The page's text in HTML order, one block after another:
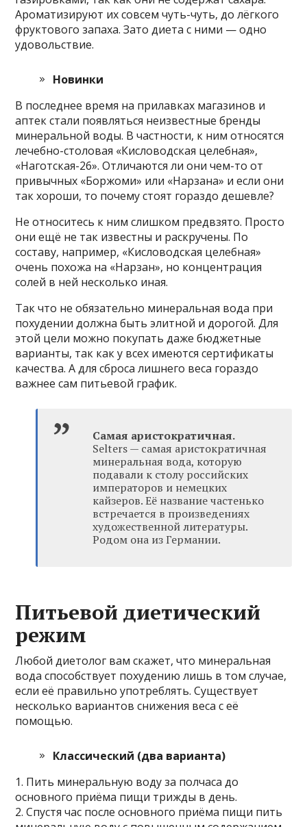
Ароматизируют их совсем чуть-чуть, до лёгкого
фруктового запаха. Зато диета с ними — одно
удовольствие.
Новинки
В последнее время на прилавках магазинов и
аптек стали появляться неизвестные бренды
минеральной воды. В частности, к ним относятся
лечебно-столовая «Кисловодская целебная»,
«Наготская-26». Отличаются ли они чем-то от
привычных «Боржоми» или «Нарзана» и если они
так хороши, то почему стоят гораздо дешевле?
Не относитесь к ним слишком предвзято. Просто
они ещё не так известны и раскручены. По
составу, например, «Кисловодская целебная»
очень похожа на «Нарзан», но концентрация
солей в ней несколько иная.
Так что не обязательно минеральная вода при
похудении должна быть элитной и дорогой. Для
этой цели можно покупать даже бюджетные
варианты, так как у всех имеются сертификаты
качества. А для сброса лишнего веса гораздо
важнее сам питьевой график.
Самая аристократичная.
Selters — самая аристократичная
минеральная вода, которую
подавали к столу российских
императоров и немецких
кайзеров. Её название частенько
встречается в произведениях
художественной литературы.
Родом она из Германии.
Питьевой диетический
режим
Любой диетолог вам скажет, что минеральная
вода способствует похудению лишь в том случае,
если её правильно употреблять. Существует
несколько вариантов снижения веса с её
помощью.
Классический (два варианта)
1. Пить минеральную воду за полчаса до
основного приёма пищи трижды в день.
2. Спустя час после основного приёма пищи пить